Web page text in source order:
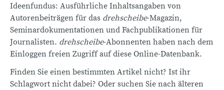
Ideenfundus: Ausführliche Inhaltsangaben von
Autorenbeiträgen für das drehscheibe-Magazin,
Seminardokumentationen und Fachpublikationen für
Journalisten. drehscheibe-Abonnenten haben nach dem
Einloggen freien Zugriff auf diese Online-Datenbank.
Finden Sie einen bestimmten Artikel nicht? Ist ihr
Schlagwort nicht dabei? Oder suchen Sie nach älteren